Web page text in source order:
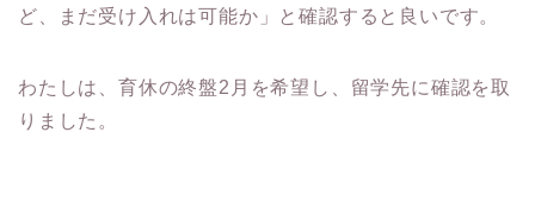
ど、まだ受け入れは可能か」と確認すると良いです。
わたしは、育休の終盤2月を希望し、留学先に確認を取
りました。